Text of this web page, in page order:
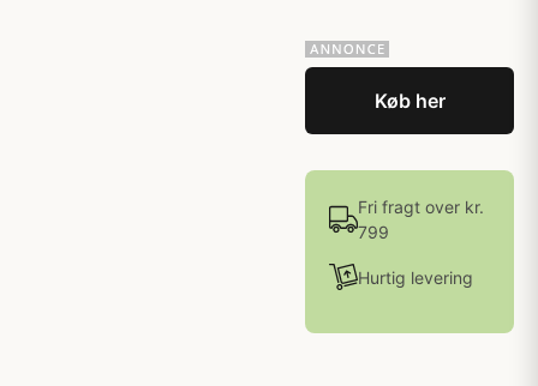
Køb her
Fri fragt over kr.
799
Hurtig levering